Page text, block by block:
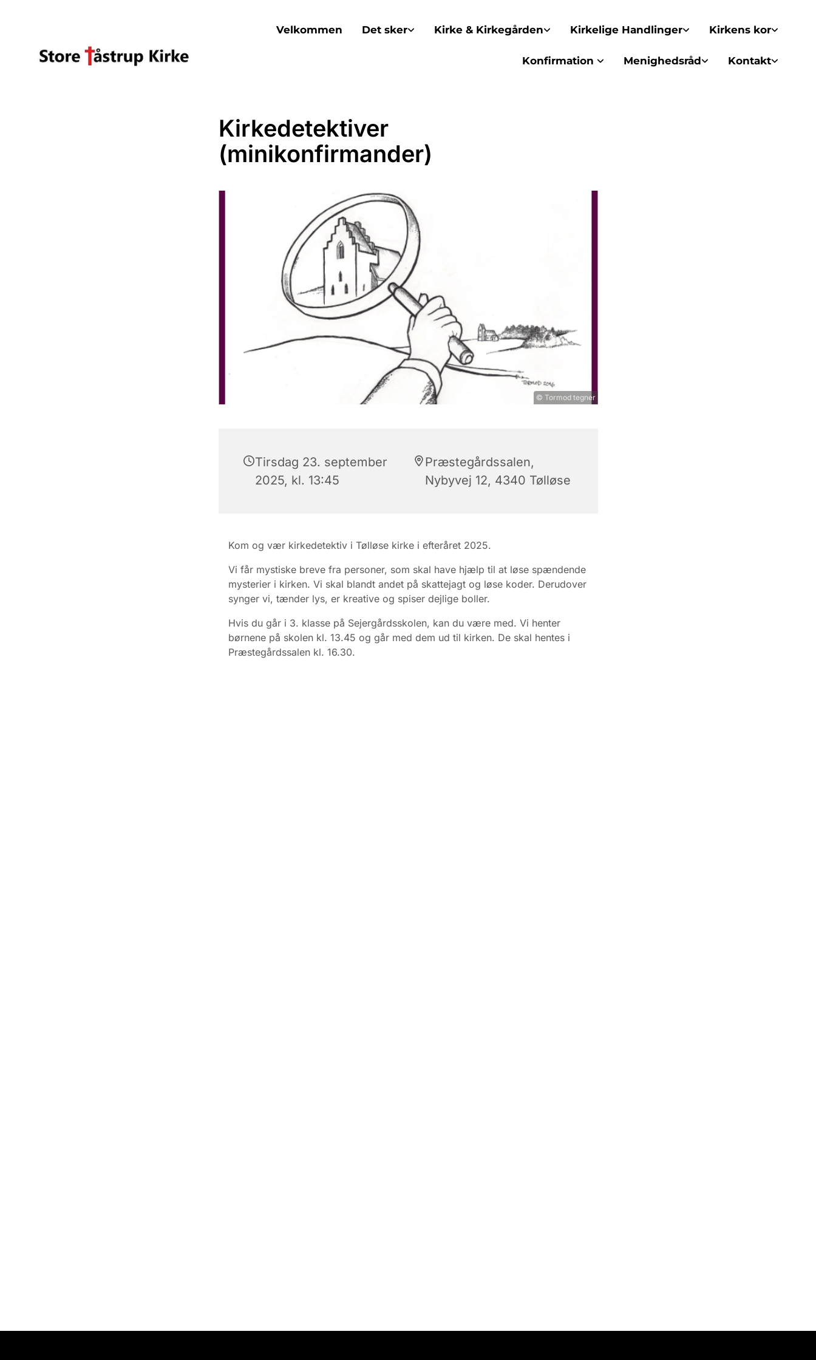
Velkommen Det sker Kirke & Kirkegården Kirkelige Handlinger Kirkens kor
Konfirmation Menighedsråd Kontakt
Kirkedetektiver
(minikonfirmander)
© Tormod tegner
Tirsdag 23. september
2025, kl. 13:45
Præstegårdssalen,
Nybyvej 12, 4340 Tølløse
Kom og vær kirkedetektiv i Tølløse kirke i efteråret 2025.
Vi får mystiske breve fra personer, som skal have hjælp til at løse spændende
mysterier i kirken. Vi skal blandt andet på skattejagt og løse koder. Derudover
synger vi, tænder lys, er kreative og spiser dejlige boller.
Hvis du går i 3. klasse på Sejergårdsskolen, kan du være med. Vi henter
børnene på skolen kl. 13.45 og går med dem ud til kirken. De skal hentes i
Præstegårdssalen kl. 16.30.